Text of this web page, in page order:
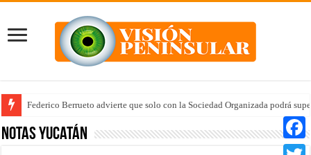
Federico Berrueto advierte que solo con la Sociedad Organizada podrá
Notas Yucatán